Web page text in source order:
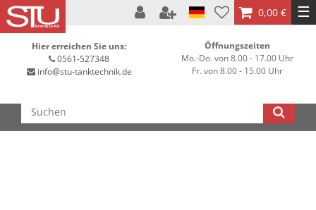
0,00 € ☰
Hier erreichen Sie uns:
0561-527348
info@stu-tanktechnik.de
Öffnungszeiten
Mo.-Do. von 8.00 - 17.00 Uhr
Fr. von 8.00 - 15.00 Uhr